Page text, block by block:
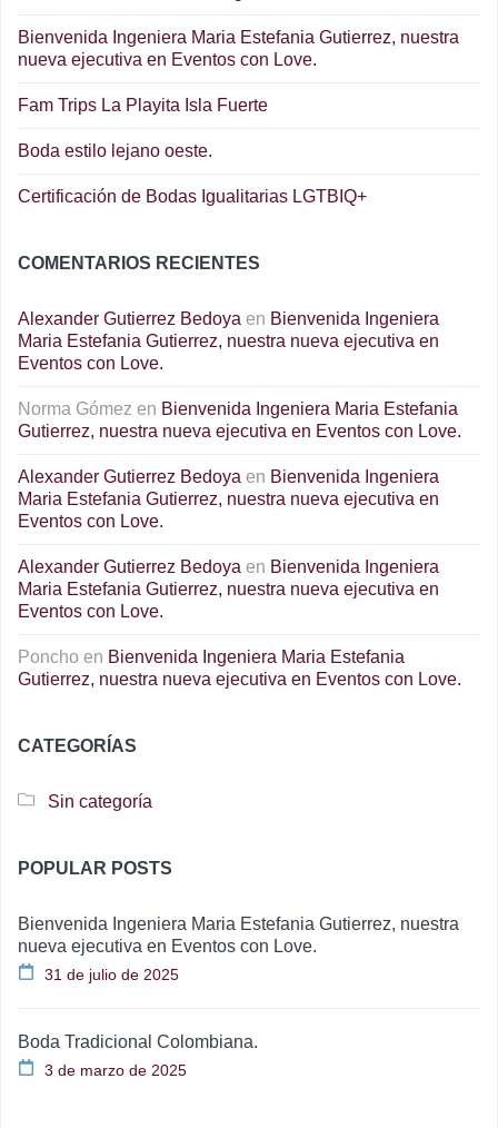
Bienvenida Ingeniera Maria Estefania Gutierrez, nuestra
nueva ejecutiva en Eventos con Love.
Fam Trips La Playita Isla Fuerte
Boda estilo lejano oeste.
Certificación de Bodas Igualitarias LGTBIQ+
COMENTARIOS RECIENTES
Alexander Gutierrez Bedoya en Bienvenida Ingeniera
Maria Estefania Gutierrez, nuestra nueva ejecutiva en
Eventos con Love.
Norma Gómez en Bienvenida Ingeniera Maria Estefania
Gutierrez, nuestra nueva ejecutiva en Eventos con Love.
Alexander Gutierrez Bedoya en Bienvenida Ingeniera
Maria Estefania Gutierrez, nuestra nueva ejecutiva en
Eventos con Love.
Alexander Gutierrez Bedoya en Bienvenida Ingeniera
Maria Estefania Gutierrez, nuestra nueva ejecutiva en
Eventos con Love.
Poncho en Bienvenida Ingeniera Maria Estefania
Gutierrez, nuestra nueva ejecutiva en Eventos con Love.
CATEGORÍAS
Sin categoría
POPULAR POSTS
Bienvenida Ingeniera Maria Estefania Gutierrez, nuestra
nueva ejecutiva en Eventos con Love.
31 de julio de 2025
Boda Tradicional Colombiana.
3 de marzo de 2025